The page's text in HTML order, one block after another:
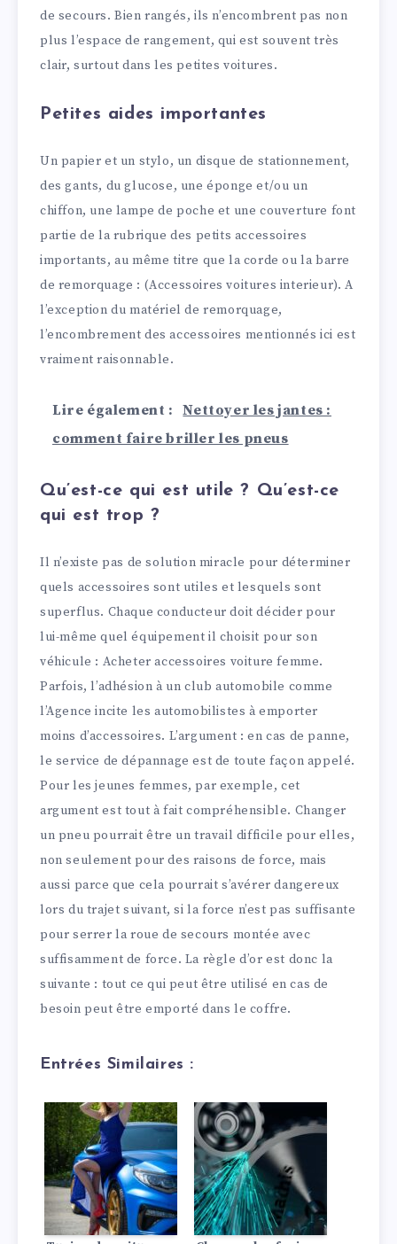
de secours. Bien rangés, ils n’encombrent pas non
plus l’espace de rangement, qui est souvent très
clair, surtout dans les petites voitures.
Petites aides importantes
Un papier et un stylo, un disque de stationnement,
des gants, du glucose, une éponge et/ou un
chiffon, une lampe de poche et une couverture font
partie de la rubrique des petits accessoires
importants, au même titre que la corde ou la barre
de remorquage : (Accessoires voitures interieur). A
l’exception du matériel de remorquage,
l’encombrement des accessoires mentionnés ici est
vraiment raisonnable.
Lire également :
Nettoyer les jantes :
comment faire briller les pneus
Qu’est-ce qui est utile ? Qu’est-ce
qui est trop ?
Il n’existe pas de solution miracle pour déterminer
quels accessoires sont utiles et lesquels sont
superflus. Chaque conducteur doit décider pour
lui-même quel équipement il choisit pour son
véhicule : Acheter accessoires voiture femme.
Parfois, l’adhésion à un club automobile comme
l’Agence incite les automobilistes à emporter
moins d’accessoires. L’argument : en cas de panne,
le service de dépannage est de toute façon appelé.
Pour les jeunes femmes, par exemple, cet
argument est tout à fait compréhensible. Changer
un pneu pourrait être un travail difficile pour elles,
non seulement pour des raisons de force, mais
aussi parce que cela pourrait s’avérer dangereux
lors du trajet suivant, si la force n’est pas suffisante
pour serrer la roue de secours montée avec
suffisamment de force. La règle d’or est donc la
suivante : tout ce qui peut être utilisé en cas de
besoin peut être emporté dans le coffre.
Entrées Similaires :